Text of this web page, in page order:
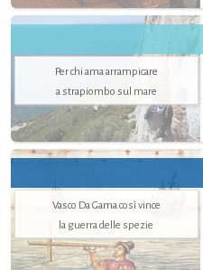
Per chi ama arrampicare
a strapiombo sul mare
Vasco Da Gama così vince
la guerra delle spezie